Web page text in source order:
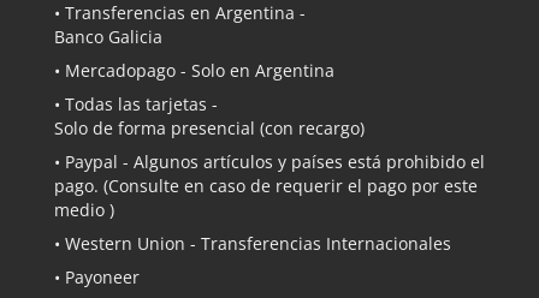
• Transferencias en Argentina -
Banco Galicia
• Mercadopago - Solo en Argentina
• Todas las tarjetas -
Solo de forma presencial (con recargo)
• Paypal - Algunos artículos y países está prohibido el
pago. (Consulte en caso de requerir el pago por este
medio )
• Western Union - Transferencias Internacionales
• Payoneer